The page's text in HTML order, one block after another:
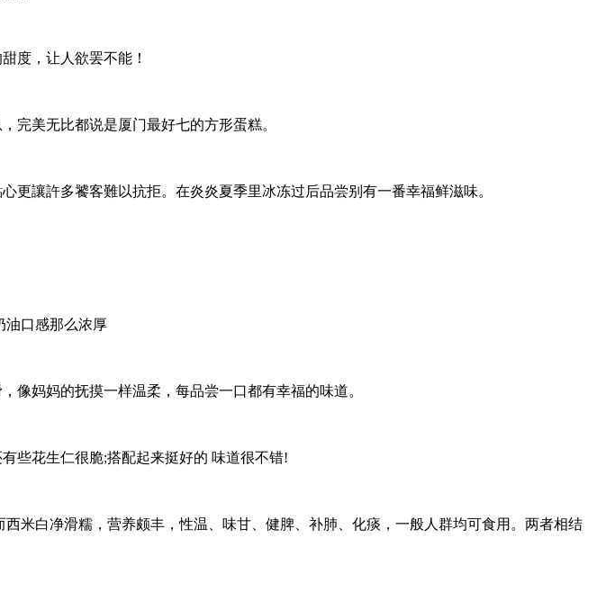
度，让人欲罢不能！
完美无比都说是厦门最好七的方形蛋糕。
更讓許多饕客難以抗拒。在炎炎夏季里冰冻过后品尝别有一番幸福鲜滋味。
油口感那么浓厚
像妈妈的抚摸一样温柔，每品尝一口都有幸福的味道。
些花生仁很脆;搭配起来挺好的 味道很不错!
米白净滑糯，营养颇丰，性温、味甘、健脾、补肺、化痰，一般人群均可食用。两者相结